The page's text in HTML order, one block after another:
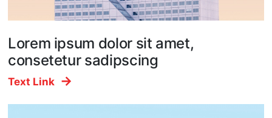
Lorem ipsum dolor sit amet,
consetetur sadipscing
Text Link